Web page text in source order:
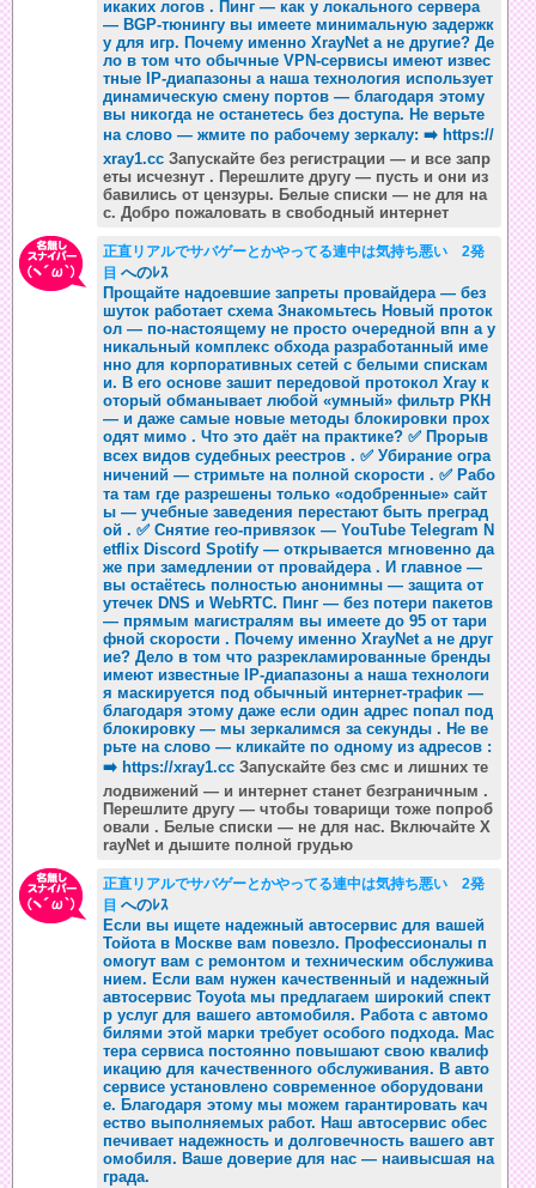
икаких логов . Пинг — как у локального сервера
— BGP-тюнингу вы имеете минимальную задержк
у для игр. Почему именно XrayNet а не другие? Де
ло в том что обычные VPN-сервисы имеют извес
тные IP-диапазоны а наша технология использует
динамическую смену портов — благодаря этому
вы никогда не останетесь без доступа. Не верьте
на слово — жмите по рабочему зеркалу: ➡️ https://
xray1.cc Запускайте без регистрации — и все запр
еты исчезнут . Перешлите другу — пусть и они из
бавились от цензуры. Белые списки — не для на
с. Добро пожаловать в свободный интернет
正直リアルでサバゲーとかやってる連中は気持ち悪い 2発
目 へのﾚｽ
Прощайте надоевшие запреты провайдера — без
шуток работает схема Знакомьтесь Новый проток
ол — по-настоящему не просто очередной впн а у
никальный комплекс обхода разработанный име
нно для корпоративных сетей с белыми спискам
и. В его основе зашит передовой протокол Xray к
оторый обманывает любой «умный» фильтр РКН
— и даже самые новые методы блокировки прох
одят мимо . Что это даёт на практике? ✅ Прорыв
всех видов судебных реестров . ✅ Убирание огра
ничений — стримьте на полной скорости . ✅ Рабо
та там где разрешены только «одобренные» сайт
ы — учебные заведения перестают быть преград
ой . ✅ Снятие гео-привязок — YouTube Telegram N
etflix Discord Spotify — открывается мгновенно да
же при замедлении от провайдера . И главное —
вы остаётесь полностью анонимны — защита от
утечек DNS и WebRTC. Пинг — без потери пакетов
— прямым магистралям вы имеете до 95 от тари
фной скорости . Почему именно XrayNet а не друг
ие? Дело в том что разрекламированные бренды
имеют известные IP-диапазоны а наша технологи
я маскируется под обычный интернет-трафик —
благодаря этому даже если один адрес попал под
блокировку — мы зеркалимся за секунды . Не ве
рьте на слово — кликайте по одному из адресов :
➡️ https://xray1.cc Запускайте без смс и лишних те
лодвижений — и интернет станет безграничным .
Перешлите другу — чтобы товарищи тоже попроб
овали . Белые списки — не для нас. Включайте X
rayNet и дышите полной грудью
正直リアルでサバゲーとかやってる連中は気持ち悪い 2発
目 へのﾚｽ
Если вы ищете надежный автосервис для вашей
Тойота в Москве вам повезло. Профессионалы п
омогут вам с ремонтом и техническим обслужива
нием. Если вам нужен качественный и надежный
автосервис Toyota мы предлагаем широкий спект
р услуг для вашего автомобиля. Работа с автомо
билями этой марки требует особого подхода. Мас
тера сервиса постоянно повышают свою квалиф
икацию для качественного обслуживания. В авто
сервисе установлено современное оборудовани
е. Благодаря этому мы можем гарантировать кач
ество выполняемых работ. Наш автосервис обес
печивает надежность и долговечность вашего авт
омобиля. Ваше доверие для нас — наивысшая на
града.